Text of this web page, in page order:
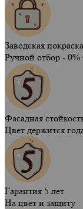
Заводская покраска
Ручной отбор - 0%
Фасадная
Цвет держится
Гарантия 5 лет
На цвет и защиту